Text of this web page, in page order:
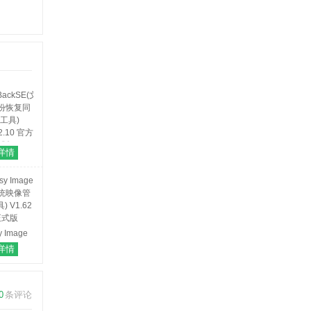
文
恢复同
具)
官方
版
情
Image
映像管
) V1.62
情
条评论